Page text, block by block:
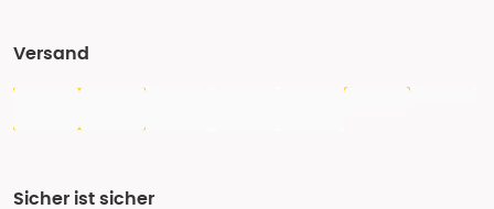
Versand
Sicher ist sicher